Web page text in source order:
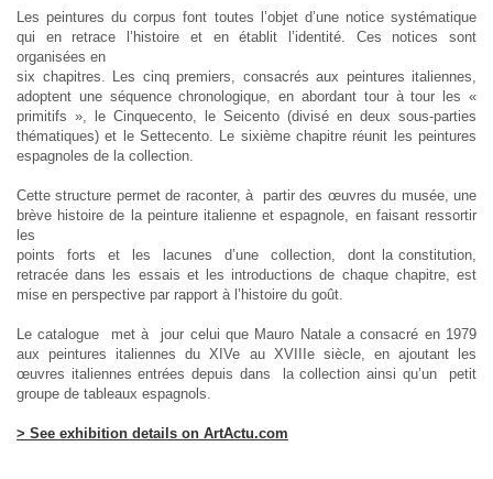
Les peintures du corpus font toutes l’objet d’une notice systématique
qui en retrace l’histoire et en établit l’identité. Ces notices sont
organisées en
six chapitres. Les cinq premiers, consacrés aux peintures italiennes,
adoptent une séquence chronologique, en abordant tour à tour les «
primitifs », le Cinquecento, le Seicento (divisé en deux sous-parties
thématiques) et le Settecento. Le sixième chapitre réunit les peintures
espagnoles de la collection.
Cette structure permet de raconter, à partir des œuvres du musée, une
brève histoire de la peinture italienne et espagnole, en faisant ressortir
les
points forts et les lacunes d’une collection, dont la constitution,
retracée dans les essais et les introductions de chaque chapitre, est
mise en perspective par rapport à l’histoire du goût.
Le catalogue met à jour celui que Mauro Natale a consacré en 1979
aux peintures italiennes du XIVe au XVIIIe siècle, en ajoutant les
œuvres italiennes entrées depuis dans la collection ainsi qu’un petit
groupe de tableaux espagnols.
> See exhibition details on ArtActu.com